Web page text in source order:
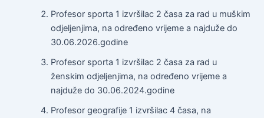
Profesor sporta 1 izvršilac 2 časa za rad u muškim
odjeljenjima, na određeno vrijeme a najduže do
30.06.2026.godine
Profesor sporta 1 izvršilac 2 časa za rad u
ženskim odjeljenjima, na određeno vrijeme a
najduže do 30.06.2024.godine
Profesor geografije 1 izvršilac 4 časa, na